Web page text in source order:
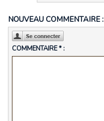
NOUVEAU COMMENTAIRE :
COMMENTAIRE * :